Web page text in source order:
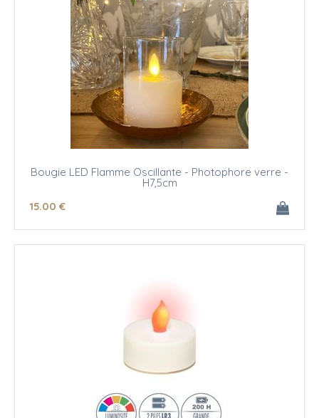
Bougie LED Flamme Oscillante - Photophore verre -
H7,5cm
15.00 €